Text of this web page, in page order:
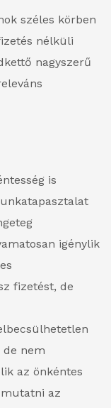
széles körben
nélküli
nagyszerű
is
igénylik
fizetést, de
de nem
az önkéntes
az